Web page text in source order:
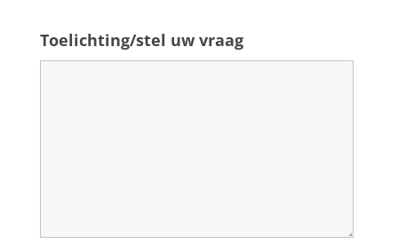
Toelichting/stel uw vraag